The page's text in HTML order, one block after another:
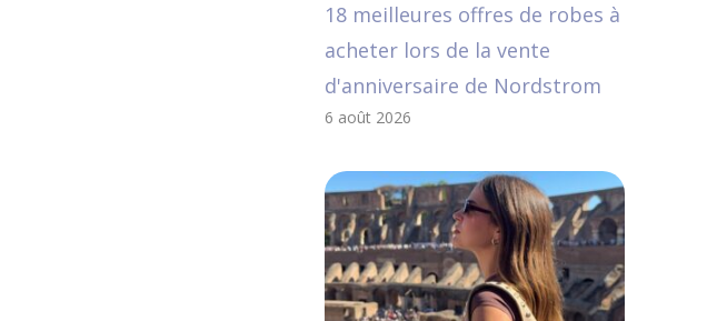
18 meilleures offres de robes à
acheter lors de la vente
d'anniversaire de Nordstrom
6 août 2026